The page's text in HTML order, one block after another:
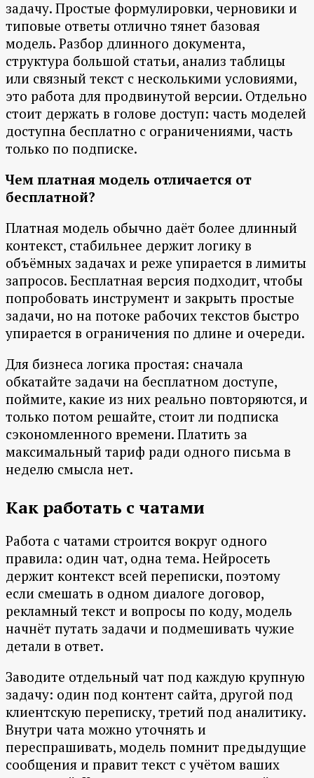
задачу. Простые формулировки, черновики и
типовые ответы отлично тянет базовая
модель. Разбор длинного документа,
структура большой статьи, анализ таблицы
или связный текст с несколькими условиями,
это работа для продвинутой версии. Отдельно
стоит держать в голове доступ: часть моделей
доступна бесплатно с ограничениями, часть
только по подписке.
Чем платная модель отличается от
бесплатной?
Платная модель обычно даёт более длинный
контекст, стабильнее держит логику в
объёмных задачах и реже упирается в лимиты
запросов. Бесплатная версия подходит, чтобы
попробовать инструмент и закрыть простые
задачи, но на потоке рабочих текстов быстро
упирается в ограничения по длине и очереди.
Для бизнеса логика простая: сначала
обкатайте задачи на бесплатном доступе,
поймите, какие из них реально повторяются, и
только потом решайте, стоит ли подписка
сэкономленного времени. Платить за
максимальный тариф ради одного письма в
неделю смысла нет.
Как работать с чатами
Работа с чатами строится вокруг одного
правила: один чат, одна тема. Нейросеть
держит контекст всей переписки, поэтому
если смешать в одном диалоге договор,
рекламный текст и вопросы по коду, модель
начнёт путать задачи и подмешивать чужие
детали в ответ.
Заводите отдельный чат под каждую крупную
задачу: один под контент сайта, другой под
клиентскую переписку, третий под аналитику.
Внутри чата можно уточнять и
переспрашивать, модель помнит предыдущие
сообщения и правит текст с учётом ваших